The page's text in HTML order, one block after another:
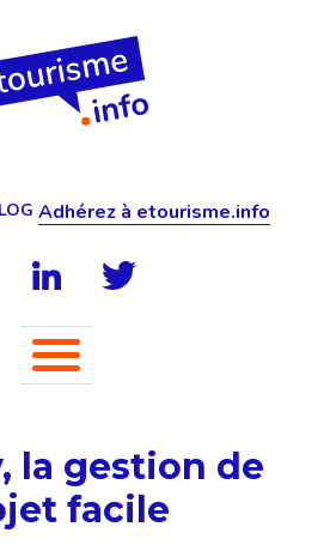
Adhérez à etourisme.info
la gestion de
facile